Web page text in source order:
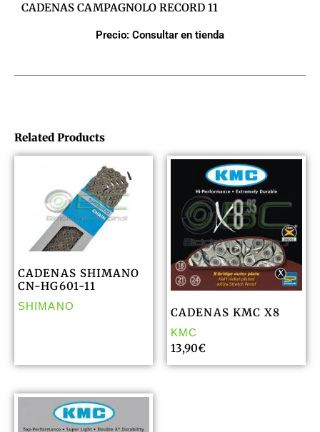
CADENAS CAMPAGNOLO RECORD 11
Precio: Consultar en tienda
Related Products
CADENAS SHIMANO
CN-HG601-11
SHIMANO CADENAS KMC X8
KMC
13,90€